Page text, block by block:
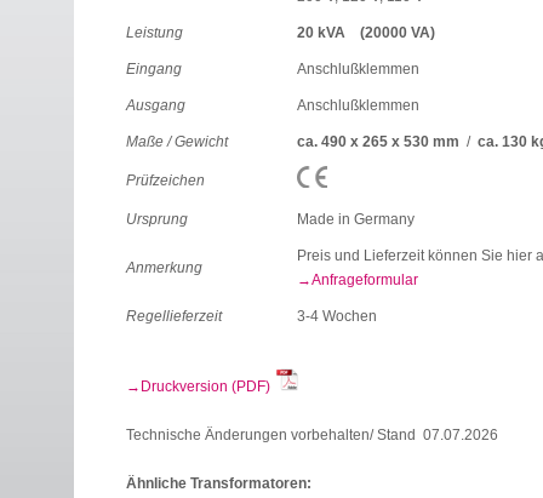
Leistung 20 kVA (20000 VA)
Eingang Anschlußklemmen
Ausgang Anschlußklemmen
Maße / Gewicht ca. 490 x 265 x 530 mm / ca. 130
Prüfzeichen
Ursprung Made in Germany
Anmerkung
Preis und Lieferzeit können Sie hier
Anfrageformular
Regellieferzeit 3-4 Wochen
Druckversion (PDF)
Technische Änderungen vorbehalten/ Stand 07.07.2026
Ähnliche Transformatoren: